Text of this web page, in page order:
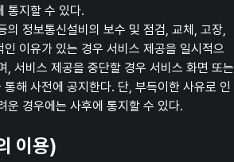
통지할 수 있다.
정보통신설비의 보수 및 점검, 교체, 고장,
이유가 있는 경우 서비스 제공을 일시적으
, 서비스 제공을 중단할 경우 서비스 화면 또는
해 사전에 공지한다. 단, 부득이한 사유로 인
운 경우에는 사후에 통지할 수 있다.
이용)